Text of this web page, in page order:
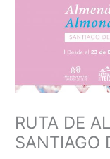
RUTA DE
SANTIAGO